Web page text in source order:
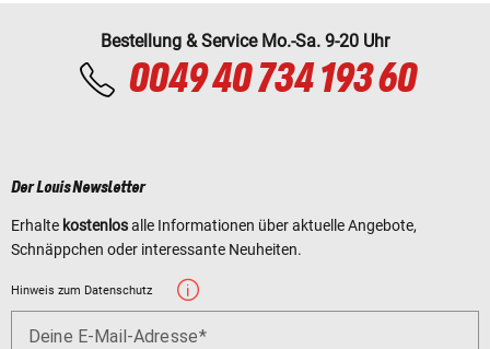
Bestellung & Service Mo.-Sa. 9-20 Uhr
0049 40 734 193 60
Der Louis Newsletter
Erhalte kostenlosalle Informationen über aktuelle Angebote,
Schnäppchen oder interessante Neuheiten.
Hinweis zum Datenschutz
Deine E-Mail-Adresse